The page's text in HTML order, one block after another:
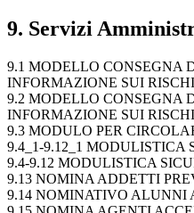
9. Servizi
9.1 MODELLO CONSEGNA
INFORMAZIONE SUI
9.2 MODELLO CONSEGNA
INFORMAZIONE SUI
9.3 MODULO PER
9.4_1-9.12_1 MODULISTICA
9.4-9.12 MODULISTICA
9.13 NOMINA ADDETTI
9.14 NOMINATIVO ALUNNI